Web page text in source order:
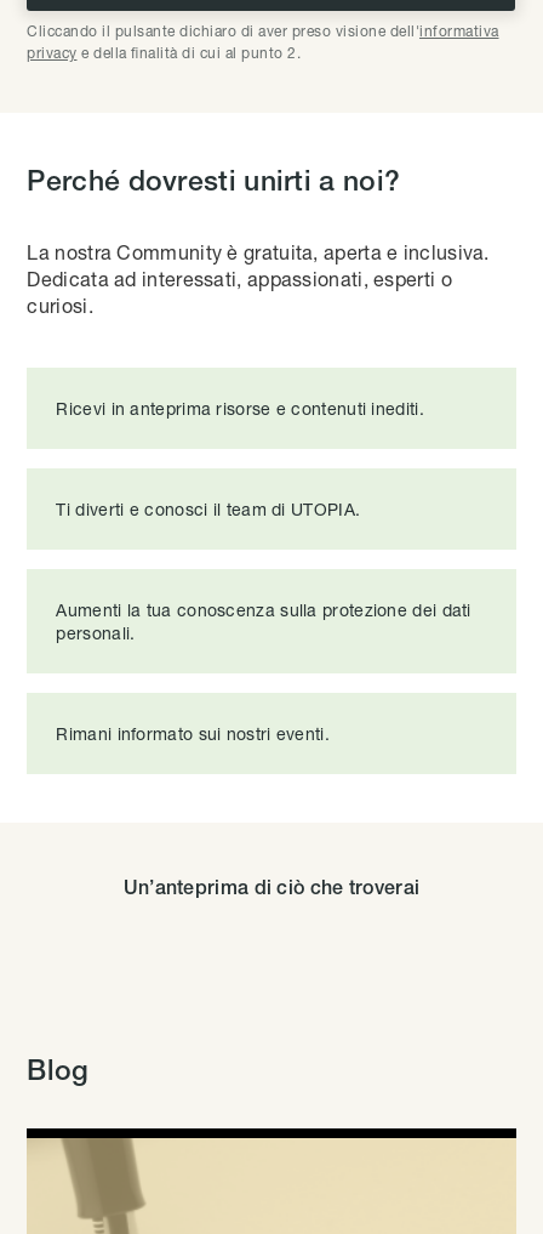
Cliccando il pulsante dichiaro di aver preso visione dell'informativa
privacy e della finalità di cui al punto 2.
Perché dovresti unirti a noi?
La nostra Community è gratuita, aperta e inclusiva.
Dedicata ad interessati, appassionati, esperti o
curiosi.
Ricevi in anteprima risorse e contenuti inediti.
Ti diverti e conosci il team di UTOPIA.
Aumenti la tua conoscenza sulla protezione dei dati
personali.
Rimani informato sui nostri eventi.
Un’anteprima di ciò che troverai
Blog